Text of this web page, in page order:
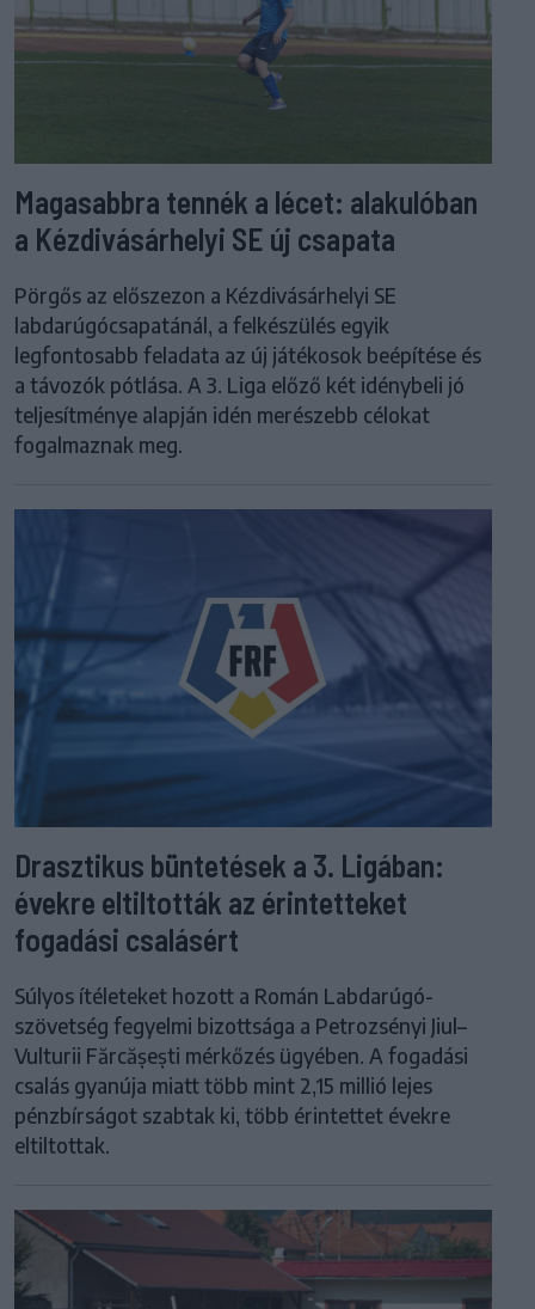
Magasabbra tennék a lécet: alakulóban
a Kézdivásárhelyi SE új csapata
Pörgős az előszezon a Kézdivásárhelyi SE
labdarúgócsapatánál, a felkészülés egyik
legfontosabb feladata az új játékosok beépítése és
a távozók pótlása. A 3. Liga előző két idénybeli jó
teljesítménye alapján idén merészebb célokat
fogalmaznak meg.
Drasztikus büntetések a 3. Ligában:
évekre eltiltották az érintetteket
fogadási csalásért
Súlyos ítéleteket hozott a Román Labdarúgó-
szövetség fegyelmi bizottsága a Petrozsényi Jiul–
Vulturii Fărcășești mérkőzés ügyében. A fogadási
csalás gyanúja miatt több mint 2,15 millió lejes
pénzbírságot szabtak ki, több érintettet évekre
eltiltottak.